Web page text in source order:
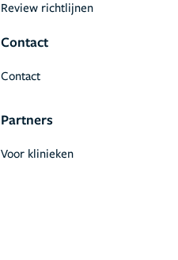
Review richtlijnen
Contact
Contact
Partners
Voor klinieken